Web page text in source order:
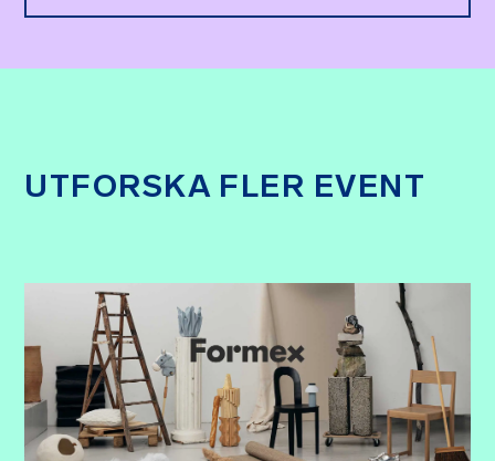
UTFORSKA FLER EVENT